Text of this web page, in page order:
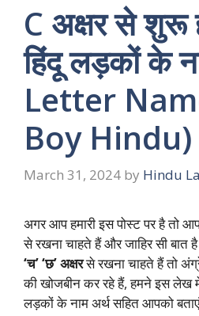
C अक्षर से शुरू
हिंदू लड़कों के
Letter
Boy Hindu)
March 31, 2024 by Hindu
अगर आप हमारी इस पोस्ट पर है तो
से रखना चाहते हैं और जाहिर सी
‘च’ ‘छ’ अक्षरसे रखना चाहते हैं तो
की खोजबीन कर रहे हैं, हमने इस लेख
लड़कों के नाम अर्थ सहित आपको